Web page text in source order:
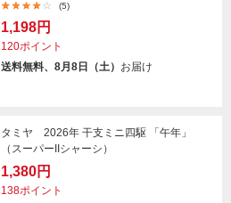
(5)
1,198円
120ポイント
送料無料、8月8日（土） お届け
タミヤ 2026年 干支ミニ四駆 「午年」
（スーパーIIシャーシ）
1,380円
138ポイント